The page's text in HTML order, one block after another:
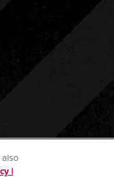
also
|